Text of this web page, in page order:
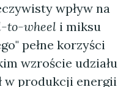
wpływ na
to-wheel i miksu
pełne korzyści
wzroście udziału
w produkcji energii